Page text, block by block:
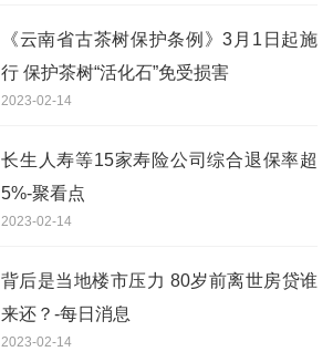
《云南省古茶树保护条例》3月1日起施
行 保护茶树“活化石”免受损害
2023-02-14
长生人寿等15家寿险公司综合退保率超
5%-聚看点
2023-02-14
背后是当地楼市压力 80岁前离世房贷谁
来还？-每日消息
2023-02-14